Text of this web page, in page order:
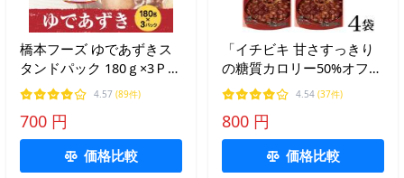
橋本フーズ ゆであずきス
タンドパック 180ｇ×3Ｐセ
ット ポスト投函便
4.57 (89件)
700 円
価格比較
「イチビキ 甘さすっきり
の糖質カロリー50%オフぜ
んざい 140g×4袋」 ぜんざ
い カロリーオフ 糖質オフ
ダイエット スイーツ 送料
無料
4.54 (37件)
800 円
価格比較